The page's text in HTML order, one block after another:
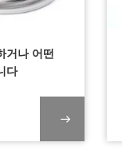
거나 어떤
다